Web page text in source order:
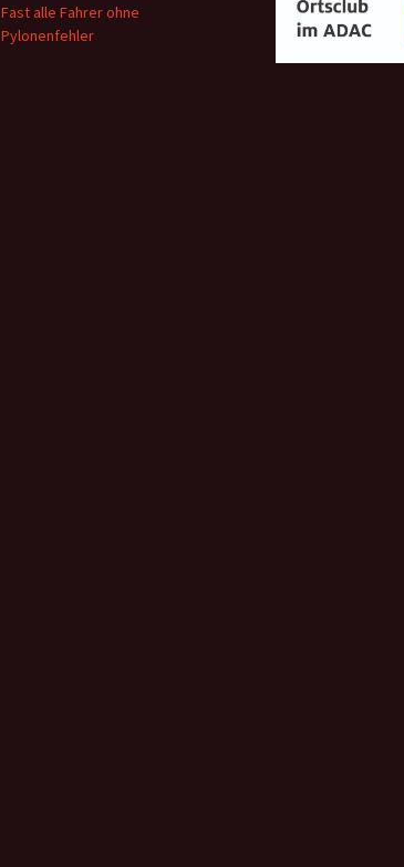
Fast alle Fahrer ohne
Pylonenfehler